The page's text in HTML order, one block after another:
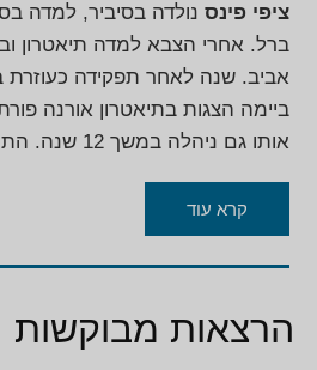
ציפי פינס נולדה בסיביר, למדה
ברל. אחרי הצבא למדה תיאטרון
אביב. שנה לאחר תפקידה
ביימה הצגות בתיאטרון אורנה
אותו גם ניהלה
ליסין והפכה אותו מתיאטרון קטן
בארץ. השתתפה בדוקו ריאלטי
הייתה שמחה להשתתף ב"רוקדים
בבתי ספר שונים למשחק.
קרא עוד
הרצאות מבוקשות